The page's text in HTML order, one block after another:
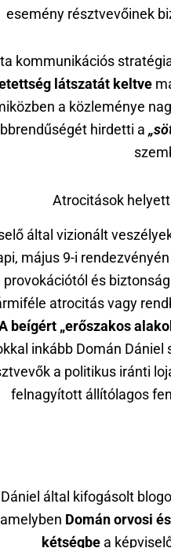
esemény résztvevőinek
kommunikációs
látszatát keltve
a közleménye
hirdetti a
Atrocitások
által vizionált
május 9-i
provokációtól és
atrocitás vagy
beígért „erőszakos
inkább Domán
a politikus iránti
felnagyított állítólagos
által kifogásolt
Domán orvosi
kétségbe a